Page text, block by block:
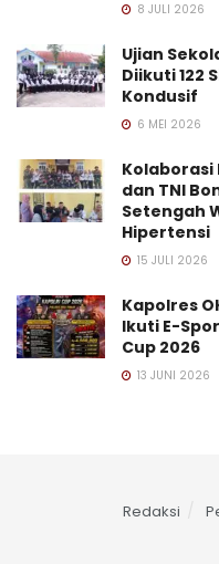
8 JULI 2026
Ujian
Diikuti 122
Kondusif
6 MEI 2026
Kolaborasi
dan TNI
Setengah
Hipertensi
15 JULI 2026
Kapolres
Ikuti E-
Cup 2026
13 JUNI 2026
Redaksi